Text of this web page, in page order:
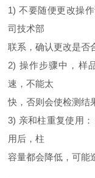
1) 不要随便更改操
司技术部
联系，确认更改是否
2) 操作步骤中，样
速，不能太
快，否则会使检测结
3) 亲和柱重复使用
用后，柱
容量都会降低，可能